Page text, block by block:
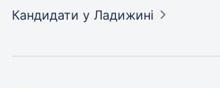
Кандидати у Ладижині